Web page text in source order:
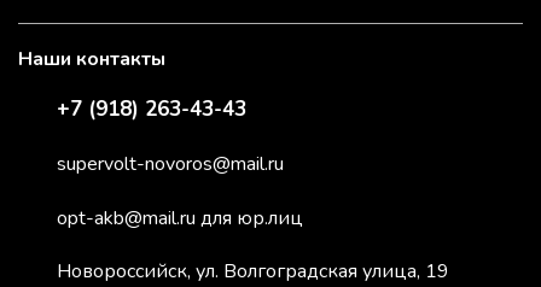
Наши контакты
+7 (918) 263-43-43
supervolt-novoros@mail.ru
opt-akb@mail.ru для юр.лиц
Новороссийск, ул. Волгоградская улица, 19